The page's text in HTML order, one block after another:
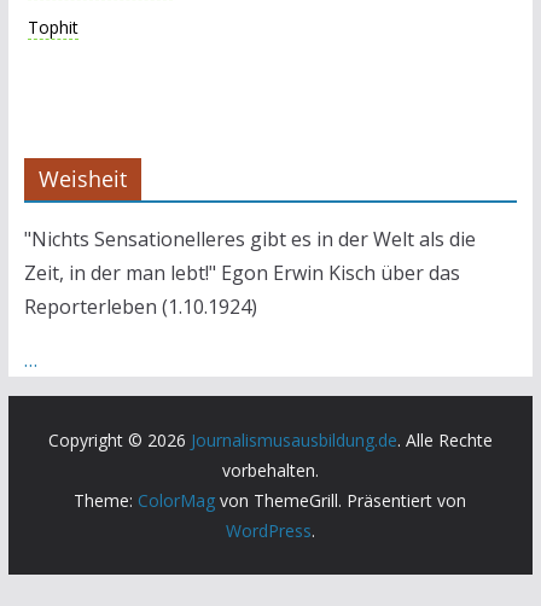
Tophit
Weisheit
"Nichts Sensationelleres gibt es in der Welt als die
Zeit, in der man lebt!" Egon Erwin Kisch über das
Reporterleben (1.10.1924)
…
Copyright © 2026 Journalismusausbildung.de. Alle Rechte
vorbehalten.
Theme: ColorMag von ThemeGrill. Präsentiert von
WordPress.